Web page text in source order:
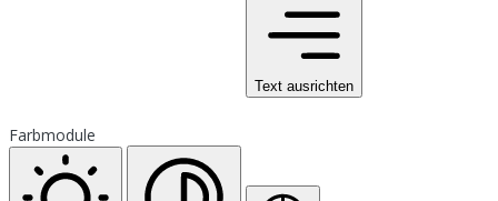
Text ausrichten
Farbmodule